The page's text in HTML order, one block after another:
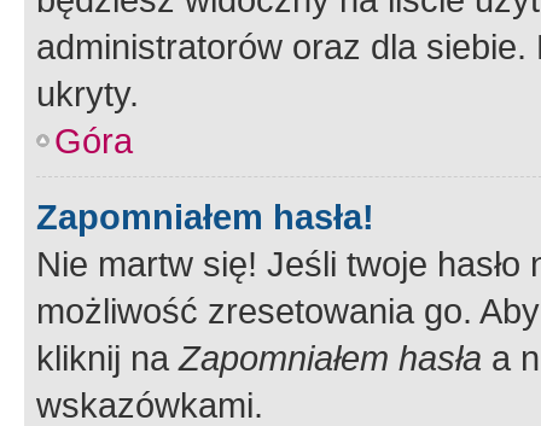
administratorów oraz dla
ukryty.
Góra
Zapomniałem hasła!
Nie martw się! Jeśli twoje
możliwość zresetowania go.
kliknij naZapomniałem hasła a
wskazówkami.